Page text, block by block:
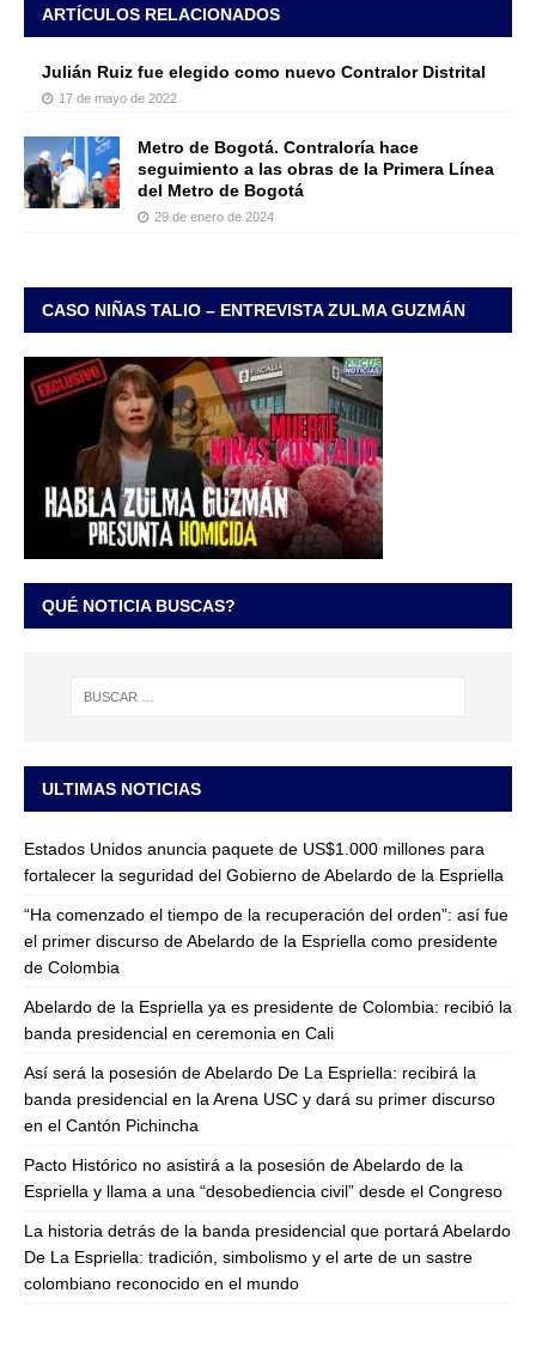
ARTÍCULOS RELACIONADOS
Julián Ruiz fue elegido como nuevo Contralor Distrital
17 de mayo de 2022
Metro de Bogotá. Contraloría hace
seguimiento a las obras de la Primera Línea
del Metro de Bogotá
29 de enero de 2024
CASO NIÑAS TALIO – ENTREVISTA ZULMA GUZMÁN
QUÉ NOTICIA BUSCAS?
ULTIMAS NOTICIAS
Estados Unidos anuncia paquete de US$1.000 millones para
fortalecer la seguridad del Gobierno de Abelardo de la Espriella
“Ha comenzado el tiempo de la recuperación del orden”: así fue
el primer discurso de Abelardo de la Espriella como presidente
de Colombia
Abelardo de la Espriella ya es presidente de Colombia: recibió la
banda presidencial en ceremonia en Cali
Así será la posesión de Abelardo De La Espriella: recibirá la
banda presidencial en la Arena USC y dará su primer discurso
en el Cantón Pichincha
Pacto Histórico no asistirá a la posesión de Abelardo de la
Espriella y llama a una “desobediencia civil” desde el Congreso
La historia detrás de la banda presidencial que portará Abelardo
De La Espriella: tradición, simbolismo y el arte de un sastre
colombiano reconocido en el mundo